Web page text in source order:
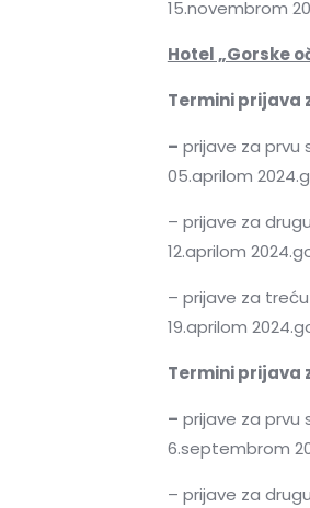
15.novembrom
Hotel „Gorske
Termini prijava
– prijave za prvu
05.aprilom
– prijave za
12.aprilom
– prijave za
19.aprilom
Termini prijava
– prijave za prvu
6.septembrom
– prijave za